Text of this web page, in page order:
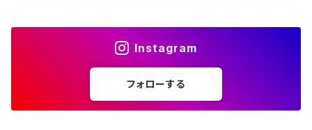
Instagram
フォローする